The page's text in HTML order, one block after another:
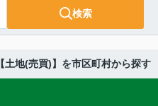
検索
【土地(売買)】を市区町村から探す